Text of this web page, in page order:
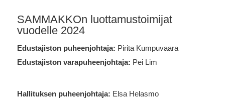
SAMMAKKOn luottamustoimijat
vuodelle 2024
Edustajiston puheenjohtaja: Pirita Kumpuvaara
Edustajiston varapuheenjohtaja: Pei Lim
Hallituksen puheenjohtaja: Elsa Helasmo